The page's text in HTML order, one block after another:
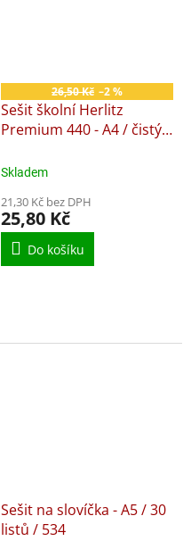
26,50 Kč –2 %
Sešit školní Herlitz
Premium 440 - A4 / čistý /
Skladem
21,30 Kč bez DPH
25,80 Kč
Do košíku
Sešit na slovíčka - A5 / 30
listů / 534